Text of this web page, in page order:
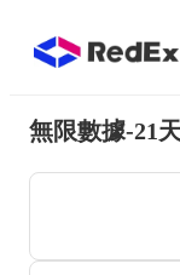
無限數據-21